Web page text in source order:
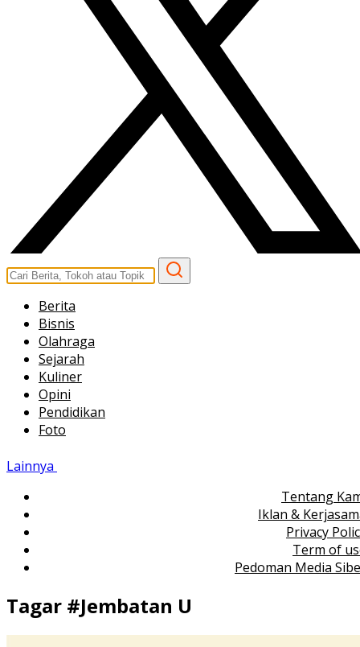
Berita
Bisnis
Olahraga
Sejarah
Kuliner
Opini
Pendidikan
Foto
Lainnya
Tentang
Iklan &
Privacy
Term of
Pedoman Media
Tagar #Jembatan U